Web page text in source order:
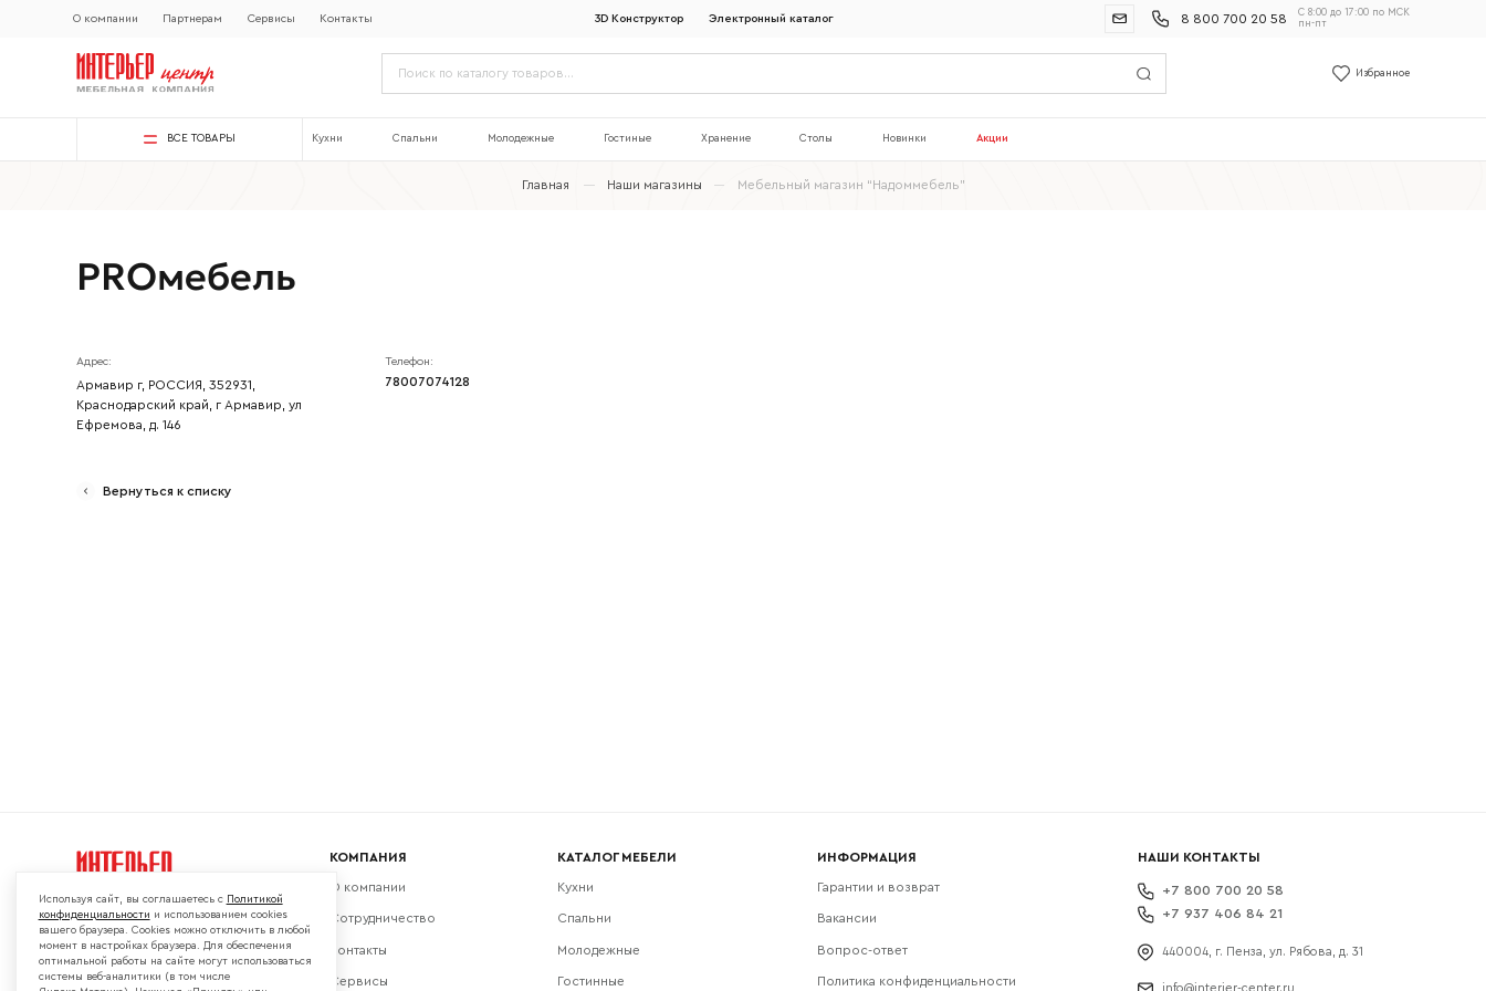
О компании Партнерам Сервисы Контакты 3D Конструктор Электронный каталог 8 800 700 20 58
С 8:00 до 17:00 по МСК
пн-пт
Избранное
ВСЕ ТОВАРЫ Кухни Спальни Молодежные Гостиные Хранение Столы Новинки Акции
Главная Наши магазины Мебельный магазин “Надоммебель”
PROмебель
Адрес:
Армавир г, РОССИЯ, 352931,
Краснодарский край, г Армавир, ул
Ефремова, д. 146
Телефон:
78007074128
Вернуться к списку
Мы в социальных сетях:
КОМПАНИЯ
О компании
Сотрудничество
Контакты
Сервисы
КАТАЛОГ МЕБЕЛИ
Кухни
Спальни
Молодежные
Гостинные
ИНФОРМАЦИЯ
Гарантии и возврат
Вакансии
Вопрос-ответ
Политика конфиденциальности
НАШИ КОНТАКТЫ
+7 800 700 20 58
+7 937 406 84 21
440004, г. Пенза, ул. Рябова, д. 31
info@interier-center.ru
Используя сайт, вы соглашаетесь с Политикой
конфиденциальности и использованием cookies
вашего браузера. Cookies можно отключить в любой
момент в настройках браузера. Для обеспечения
оптимальной работы на сайте могут использоваться
системы веб-аналитики (в том числе